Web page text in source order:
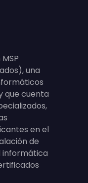
una
que cuenta
en el
de
informática